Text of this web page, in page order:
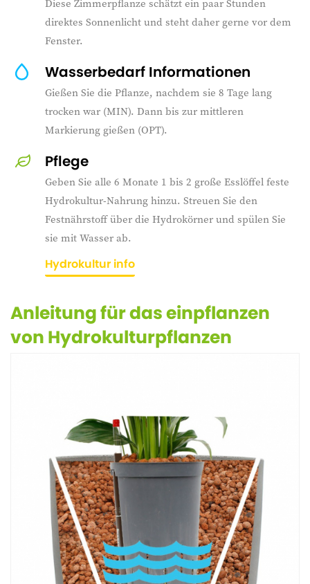
direktes Sonnenlicht und steht daher gerne vor dem
Fenster.
Wasserbedarf Informationen
Gießen Sie die Pflanze, nachdem sie 8 Tage lang
trocken war (MIN). Dann bis zur mittleren
Markierung gießen (OPT).
Pflege
Geben Sie alle 6 Monate 1 bis 2 große Esslöffel feste
Hydrokultur-Nahrung hinzu. Streuen Sie den
Festnährstoff über die Hydrokörner und spülen Sie
sie mit Wasser ab.
Hydrokultur info
Anleitung für das einpflanzen
von Hydrokulturpflanzen